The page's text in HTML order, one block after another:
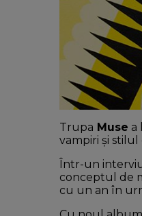
Trupa Muse a
vampiri și
Într-un
conceptul de
cu un an în